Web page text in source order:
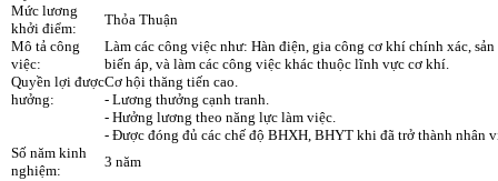
Mức lương
khởi điểm:
Thỏa Thuận
Mô tả công
việc:
Làm các công việc như: Hàn điện, gia công cơ khí chính xác,
biến áp, và làm các công việc khác thuộc lĩnh vực cơ khí.
Quyền lợi được
hưởng:
Cơ hội thăng tiến cao.
- Lương thưởng cạnh tranh.
- Hưởng lương theo năng lực làm việc.
- Được đóng đủ các chế độ BHXH, BHYT khi đã trở thành nhân
Số năm kinh
nghiệm:
3 năm